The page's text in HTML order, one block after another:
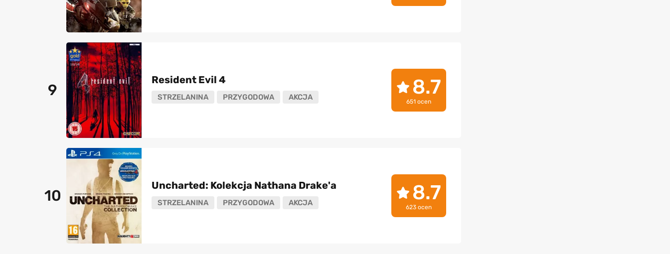
9
Resident Evil 4
STRZELANINA PRZYGODOWA AKCJA 8.7
651 ocen
10
Uncharted: Kolekcja Nathana Drake'a
STRZELANINA PRZYGODOWA AKCJA 8.7
623 ocen